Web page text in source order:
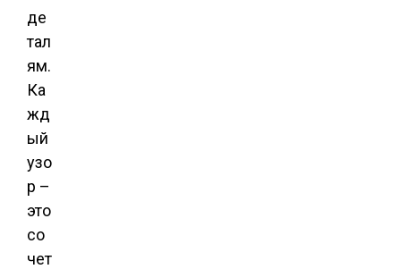
де
тал
ям.
Ка
жд
ый
узо
р –
это
со
чет